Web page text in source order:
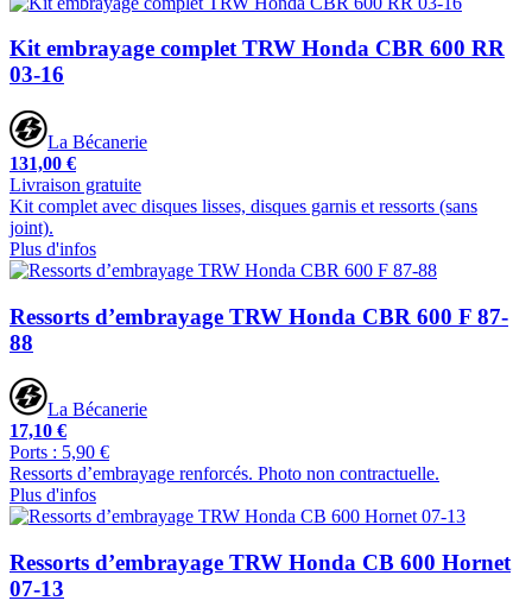
Kit embrayage complet TRW Honda CBR 600 RR
03-16
La Bécanerie
131,00 €
Livraison gratuite
Kit complet avec disques lisses, disques garnis et ressorts (sans
joint).
Plus d'infos
Ressorts d’embrayage TRW Honda CBR 600 F 87-
88
La Bécanerie
17,10 €
Ports : 5,90 €
Ressorts d’embrayage renforcés. Photo non contractuelle.
Plus d'infos
Ressorts d’embrayage TRW Honda CB 600 Hornet
07-13